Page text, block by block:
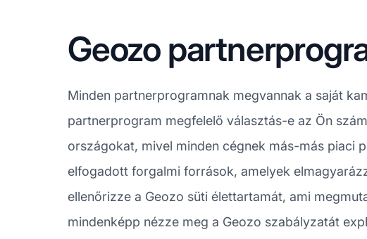
Geozo
Minden partnerprogramnak megvannak a saját
partnerprogram megfelelő választás-e az Ön
országokat, mivel minden cégnek más-más piaci
elfogadott forgalmi források, amelyek
ellenőrizze a Geozo süti élettartamát, ami
mindenképp nézze meg a Geozo szabályzatát